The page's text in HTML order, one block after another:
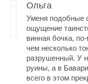
Ольга
Уменя подобные
ощущение
винная бочка,
чем несколько
разрушенный. У
руины, а в
всего в этом